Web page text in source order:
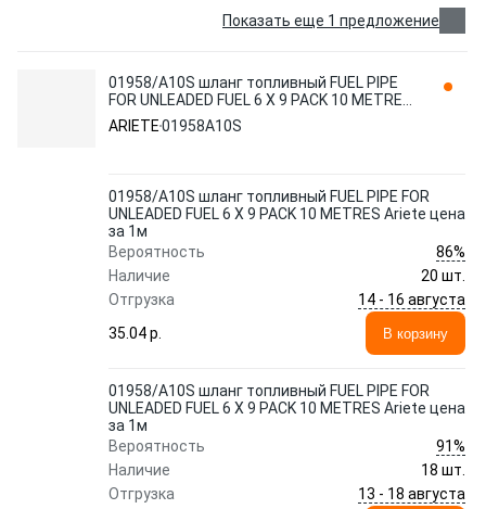
Показать еще 1 предложение
01958/A10S шланг топливный FUEL PIPE
FOR UNLEADED FUEL 6 X 9 PACK 10 METRES
Ariete цена за 1м
ARIETE01958A10S
01958/A10S шланг топливный FUEL PIPE FOR
UNLEADED FUEL 6 X 9 PACK 10 METRES Ariete цена
за 1м
Вероятность
86%
Наличие
20 шт.
Отгрузка
14 - 16 августа
35.04 p.
В корзину
01958/A10S шланг топливный FUEL PIPE FOR
UNLEADED FUEL 6 X 9 PACK 10 METRES Ariete цена
за 1м
Вероятность
91%
Наличие
18 шт.
Отгрузка
13 - 18 августа